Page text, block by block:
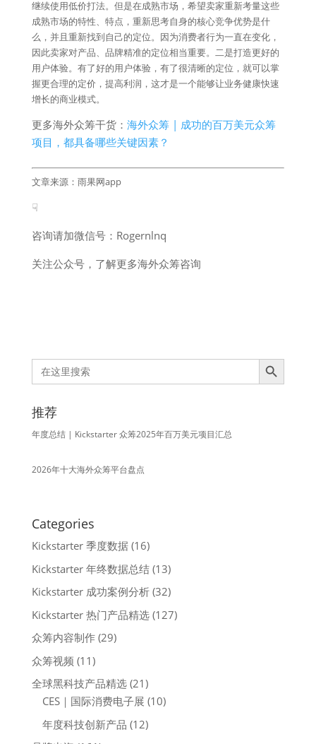
继续使用低价打法。但是在成熟市场，希望卖家重新考量这些
成熟市场的特性、特点，重新思考自身的核心竞争优势是什
么，并且重新找到自己的定位。因为消费者行为一直在变化，
因此卖家对产品、品牌精准的定位相当重要。二是打造更好的
用户体验。有了好的用户体验，有了很清晰的定位，就可以掌
握更合理的定价，提高利润，这才是一个能够让业务健康快速
增长的商业模式。
更多海外众筹干货： 海外众筹 | 成功的百万美元众筹
项目，都具备哪些关键因素？
文章来源：雨果网app
☟
咨询请加微信号：Rogernlnq
关注公众号，了解更多海外众筹咨询
Search
for:
Search Button
推荐
年度总结 | Kickstarter 众筹2025年百万美元项目汇总
2026年十大海外众筹平台盘点
Categories
Kickstarter 季度数据(16)
Kickstarter 年终数据总结(13)
Kickstarter 成功案例分析(32)
Kickstarter 热门产品精选(127)
众筹内容制作(29)
众筹视频 (11)
全球黑科技产品精选(21)
CES｜国际消费电子展 (10)
年度科技创新产品 (12)